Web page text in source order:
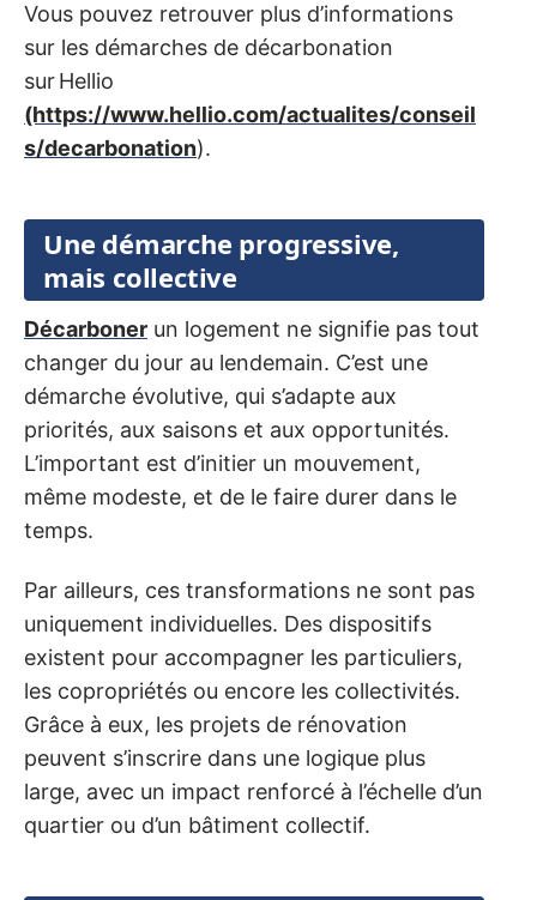
Vous pouvez retrouver plus d’informations
sur les démarches de décarbonation
sur Hellio
(https://www.hellio.com/actualites/conseil
s/decarbonation).
Une démarche progressive,
mais collective
Décarboner un logement ne signifie pas tout
changer du jour au lendemain. C’est une
démarche évolutive, qui s’adapte aux
priorités, aux saisons et aux opportunités.
L’important est d’initier un mouvement,
même modeste, et de le faire durer dans le
temps.
Par ailleurs, ces transformations ne sont pas
uniquement individuelles. Des dispositifs
existent pour accompagner les particuliers,
les copropriétés ou encore les collectivités.
Grâce à eux, les projets de rénovation
peuvent s’inscrire dans une logique plus
large, avec un impact renforcé à l’échelle d’un
quartier ou d’un bâtiment collectif.